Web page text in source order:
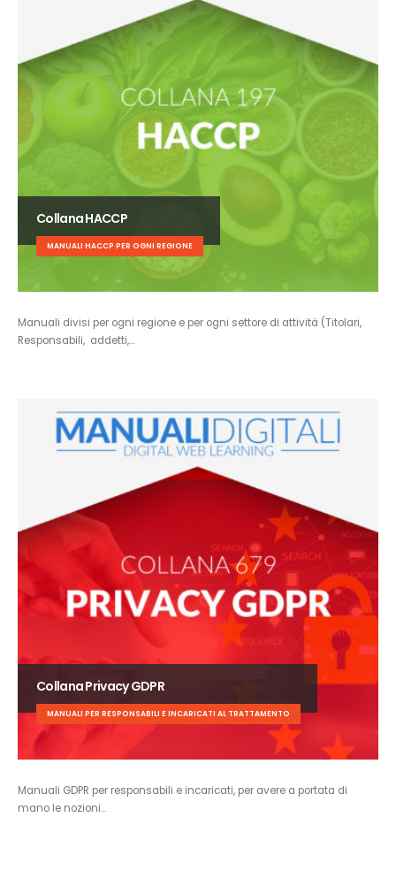
Collana HACCP
MANUALI HACCP PER OGNI REGIONE
Manuali divisi per ogni regione e per ogni settore di attività (Titolari,
Responsabili, addetti,…
Collana Privacy GDPR
MANUALI PER RESPONSABILI E INCARICATI AL TRATTAMENTO
Manuali GDPR per responsabili e incaricati, per avere a portata di
mano le nozioni…